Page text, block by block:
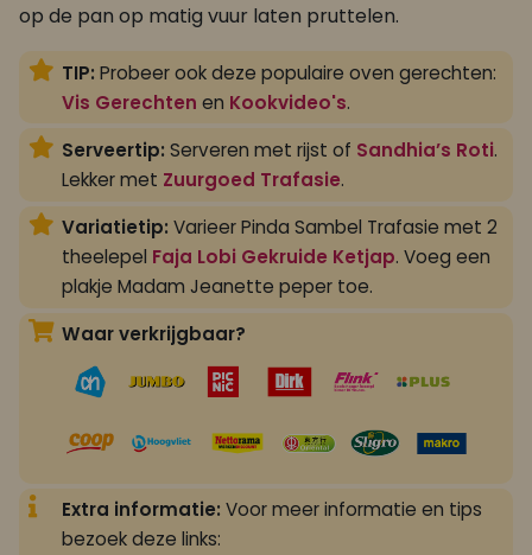
op de pan op matig vuur laten pruttelen.
TIP: Probeer ook deze populaire oven gerechten:
Vis Gerechten en Kookvideo's.
Serveertip: Serveren met rijst of Sandhia’s Roti.
Lekker met Zuurgoed Trafasie.
Variatietip: Varieer Pinda Sambel Trafasie met 2
theelepel Faja Lobi Gekruide Ketjap. Voeg een
plakje Madam Jeanette peper toe.
Waar verkrijgbaar?
Extra informatie: Voor meer informatie en tips
bezoek deze links: